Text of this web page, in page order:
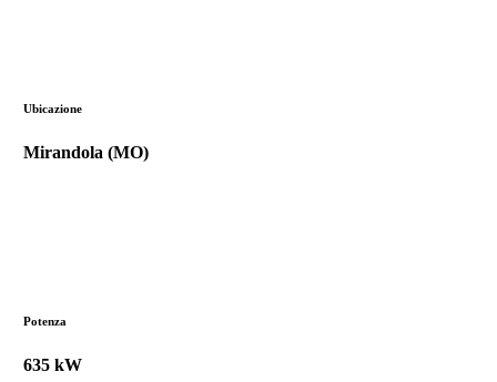
Ubicazione
Mirandola (MO)
Potenza
635 kW